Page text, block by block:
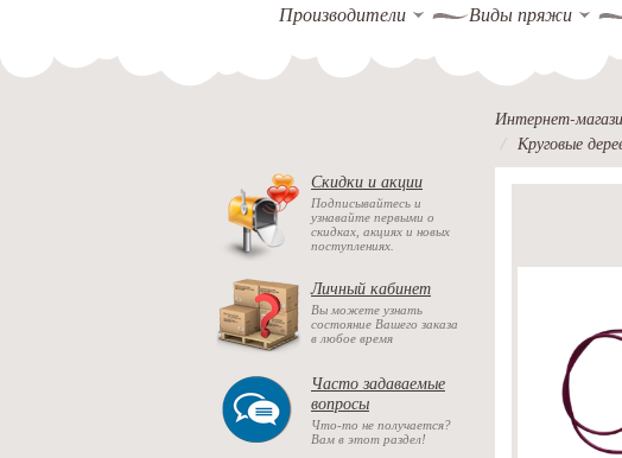
Производители Виды пряжи
Скидки и акции
Подписывайтесь и
узнавайте первыми о
скидках, акциях и новых
поступлениях.
Личный кабинет
Вы можете узнать
состояние Вашего заказа
в любое время
Часто задаваемые
вопросы
Что-то не получается?
Вам в этот раздел!
Интернет-
Круговые